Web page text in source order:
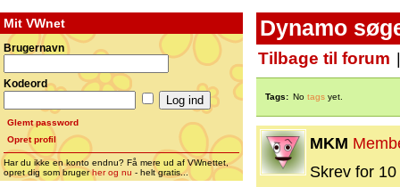
Mit VWnet
Brugernavn
Kodeord
Glemt password
Opret profil
Har du ikke en konto endnu? Få mere ud af VWnettet,
opret dig som brugerher og nu - helt gratis...
Dynamo
Tilbage til forum
Tags: No tags yet.
MKM
Skrev for